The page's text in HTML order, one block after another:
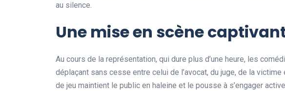
au silence.
Une mise en scène
Au cours de la représentation, qui dure plus d’une heure, les
déplaçant sans cesse entre celui de l’avocat, du juge, de la victime
de jeu maintient le public en haleine et le pousse à s’engager